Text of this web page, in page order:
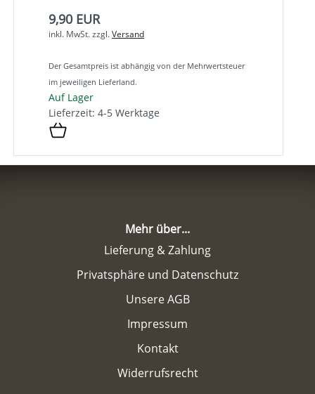
9,90 EUR
inkl. MwSt.zzgl.Versand
Der Gesamtpreis ist abhängig von der Mehrwertsteuer
im jeweiligen Lieferland.
Auf Lager
Lieferzeit: 4-5 Werktage
Mehr über...
Lieferung & Zahlung
Privatsphäre und Datenschutz
Unsere AGB
Impressum
Kontakt
Widerrufsrecht